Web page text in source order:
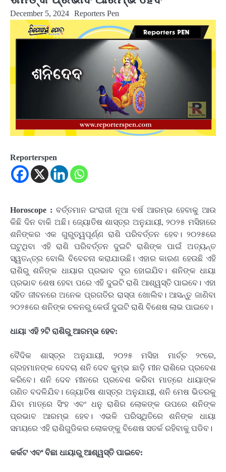
December 5, 2024 Reporters Pen
Reporterspen
Horoscope : ବର୍ତ୍ତମାନ ଇଂରାଜୀ ନୂଆ ବର୍ଷ ଆରମ୍ଭ ହେବାକୁ ଆଉ
କିଛି ଦିନ ବାକି ଅଛି। ଜ୍ୟୋତିଷ ଶାସ୍ତ୍ର ଅନୁଯାୟୀ, ୨୦୨୫ ମସିହାରେ
ଶନିଙ୍କର ଏକ ଗୁରୁତ୍ୱପୂର୍ଣ୍ଣ ରାଶି ପରିବର୍ତ୍ତନ ହେବ। ୨୦୨୫ରେ
ଘଟୁଥିବା ଏହି ରାଶି ପରିବର୍ତ୍ତନ ଦୁଇଟି ରାଶିଙ୍କ ପାଇଁ ଅତ୍ୟନ୍ତ
ସ୍ୱତନ୍ତ୍ର ବୋଲି ବିବେଚନା କରାଯାଉଛି। ଏହାର କାରଣ ହେଉଛି ଏହି
ରାଶିରୁ ଶନିଙ୍କ ଧାୟାର ପ୍ରଭାବ ଦୂର ହୋଇଯିବ। ଶନିଙ୍କ ଧାୟା
ପ୍ରଭାବ ଶେଷ ହେବା ପରେ ଏହି ଦୁଇଟି ରାଶି ଆଶ୍ୱସ୍ତି ପାଇବେ। ଏହା
ସହିତ ଜୀବନରେ ଅନେକ ପ୍ରଗତିର ରାସ୍ତା ଖୋଲିବ। ଆସନ୍ତୁ ଜାଣିବା
୨୦୨୫ରେ ଶନିଙ୍କ ଚଳନରୁ କେଉଁ ଦୁଇଟି ରାଶି ବିଶେଷ ଲାଭ ପାଇବେ।
ଧାୟା ଏହି ୨ଟି ରାଶିରୁ ଆରମ୍ଭ ହେବ:
ବୈଦିକ ଶାସ୍ତ୍ର ଅନୁଯାୟୀ, ୨୦୨୫ ମସିହା ମାର୍ଚ୍ଚ ୨୯ରେ,
ଗ୍ରହମାନଙ୍କ ଦେବଚା ଶନି ଦେବ କୁମ୍ଭ ଛାଡି଼ ମୀନ ରାଶିରେ ପ୍ରବେଶ
କରିବେ। ଶନି ଦେବ ମୀନରେ ପ୍ରବେଶ କରିବା ମାତ୍ରେ ଧାୟାଙ୍କ
ଗଣିତ ବଦଳିଯିବ। ଜ୍ୟୋତିଷ ଶାସ୍ତ୍ର ଅନୁଯାୟୀ, ଶନି ମେଷ ଭିତରକୁ
ଯିବା ମାତ୍ରେ ସିଂହ ଏବଂ ଧନୁ ରାଶିର ଲୋକଙ୍କ ଉପରେ ଶନିଙ୍କ
ପ୍ରଭାବ ଆରମ୍ଭ ହେବ। ଏଭଳି ପରିସ୍ଥିତିରେ ଶନିଙ୍କ ଧାୟା
ସମୟରେ ଏହି ରାଶିଗୁଡିକର ଲୋକଙ୍କୁ ବିଶେଷ ସତର୍କ ରହିବାକୁ ପଡିବ।
କର୍କଟ ଏବଂ ବିଛା ଧାୟାରୁ ଆଶ୍ୱସ୍ତି ପାଇବେ: